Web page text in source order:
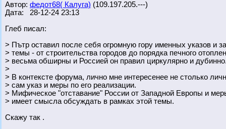
Автор: федот68( Калуга) (109.197.205.---)
Дата: 28-12-24 23:13
Глеб писал:
> Пътр оставил после себя огромную гору именных указов и
> темы - от строительства городов до порядка печного
> весьма обширны и Россией он правил циркулярно и
>
> В контексте форума, лично мне интересенее не столько
> сам указ и меры по его реализации.
> Мифическое "отставание" России от Западной Европы и
> имеет смысла обсуждать в рамках этой темы.
Скажу так .